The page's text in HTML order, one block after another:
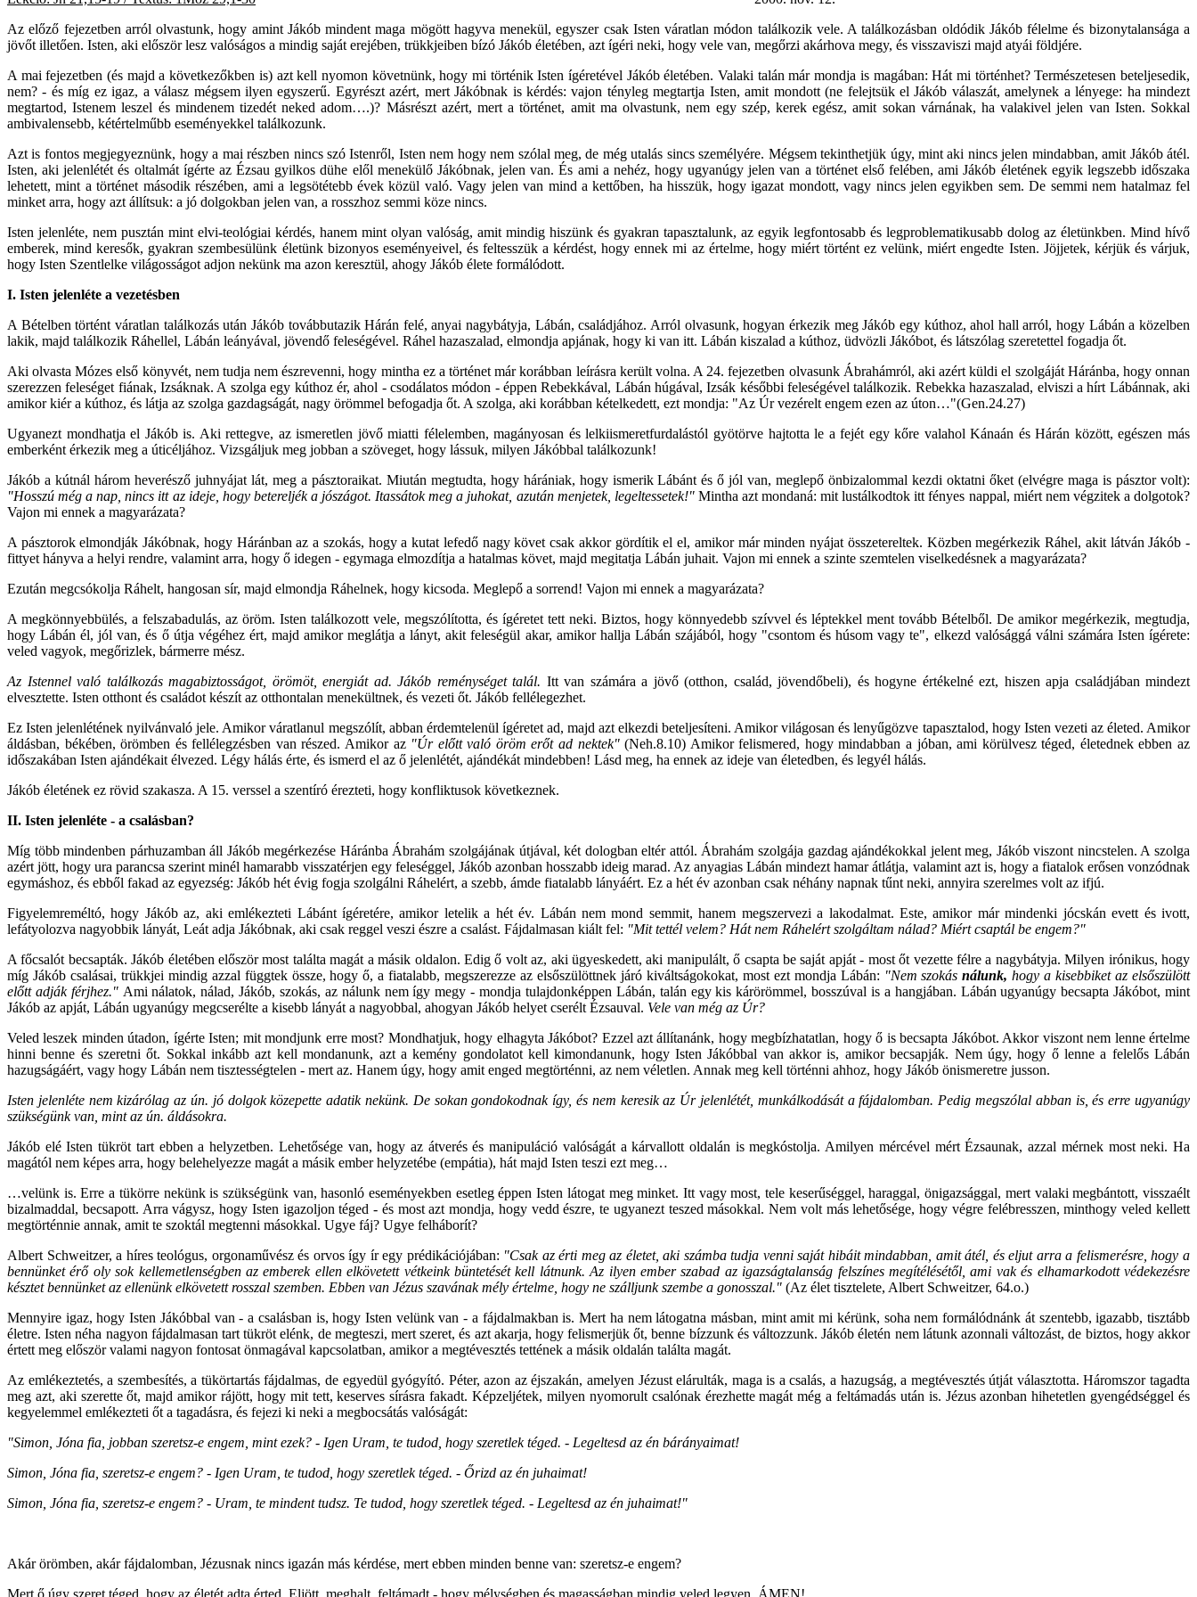
Az előző fejezetben arról olvastunk, hogy amint Jákób mindent maga mögött hagyva menekül, egyszer csak Isten váratlan módon találkozik vele. A találkozásban oldódik Jákób félelme és bizonytalansága a
jövőt illetően. Isten, aki először lesz valóságos a mindig saját erejében, trükkjeiben bízó Jákób életében, azt ígéri neki, hogy vele van, megőrzi akárhova megy, és visszaviszi majd atyái földjére.
A mai fejezetben (és majd a következőkben is) azt kell nyomon követnünk, hogy mi történik Isten ígéretével Jákób életében. Valaki talán már mondja is magában: Hát mi történhet? Természetesen beteljesedik,
nem? - és míg ez igaz, a válasz mégsem ilyen egyszerű. Egyrészt azért, mert Jákóbnak is kérdés: vajon tényleg megtartja Isten, amit mondott (ne felejtsük el Jákób válaszát, amelynek a lényege: ha mindezt
megtartod, Istenem leszel és mindenem tizedét neked adom….)? Másrészt azért, mert a történet, amit ma olvastunk, nem egy szép, kerek egész, amit sokan várnának, ha valakivel jelen van Isten. Sokkal
ambivalensebb, kétértelműbb eseményekkel találkozunk.
Azt is fontos megjegyeznünk, hogy a mai részben nincs szó Istenről, Isten nem hogy nem szólal meg, de még utalás sincs személyére. Mégsem tekinthetjük úgy, mint aki nincs jelen mindabban, amit Jákób átél.
Isten, aki jelenlétét és oltalmát ígérte az Ézsau gyilkos dühe elől menekülő Jákóbnak, jelen van. És ami a nehéz, hogy ugyanúgy jelen van a történet első felében, ami Jákób életének egyik legszebb időszaka
lehetett, mint a történet második részében, ami a legsötétebb évek közül való. Vagy jelen van mind a kettőben, ha hisszük, hogy igazat mondott, vagy nincs jelen egyikben sem. De semmi nem hatalmaz fel
minket arra, hogy azt állítsuk: a jó dolgokban jelen van, a rosszhoz semmi köze nincs.
Isten jelenléte, nem pusztán mint elvi-teológiai kérdés, hanem mint olyan valóság, amit mindig hiszünk és gyakran tapasztalunk, az egyik legfontosabb és legproblematikusabb dolog az életünkben. Mind hívő
emberek, mind keresők, gyakran szembesülünk életünk bizonyos eseményeivel, és feltesszük a kérdést, hogy ennek mi az értelme, hogy miért történt ez velünk, miért engedte Isten. Jöjjetek, kérjük és várjuk,
hogy Isten Szentlelke világosságot adjon nekünk ma azon keresztül, ahogy Jákób élete formálódott.
I. Isten jelenléte a vezetésben
A Bételben történt váratlan találkozás után Jákób továbbutazik Hárán felé, anyai nagybátyja, Lábán, családjához. Arról olvasunk, hogyan érkezik meg Jákób egy kúthoz, ahol hall arról, hogy Lábán a közelben
lakik, majd találkozik Ráhellel, Lábán leányával, jövendő feleségével. Ráhel hazaszalad, elmondja apjának, hogy ki van itt. Lábán kiszalad a kúthoz, üdvözli Jákóbot, és látszólag szeretettel fogadja őt.
Aki olvasta Mózes első könyvét, nem tudja nem észrevenni, hogy mintha ez a történet már korábban leírásra került volna. A 24. fejezetben olvasunk Ábrahámról, aki azért küldi el szolgáját Háránba, hogy onnan
szerezzen feleséget fiának, Izsáknak. A szolga egy kúthoz ér, ahol - csodálatos módon - éppen Rebekkával, Lábán húgával, Izsák későbbi feleségével találkozik. Rebekka hazaszalad, elviszi a hírt Lábánnak, aki
amikor kiér a kúthoz, és látja az szolga gazdagságát, nagy örömmel befogadja őt. A szolga, aki korábban kételkedett, ezt mondja: "Az Úr vezérelt engem ezen az úton…"(Gen.24.27)
Ugyanezt mondhatja el Jákób is. Aki rettegve, az ismeretlen jövő miatti félelemben, magányosan és lelkiismeretfurdalástól gyötörve hajtotta le a fejét egy kőre valahol Kánaán és Hárán között, egészen más
emberként érkezik meg a úticéljához. Vizsgáljuk meg jobban a szöveget, hogy lássuk, milyen Jákóbbal találkozunk!
Jákób a kútnál három heverésző juhnyájat lát, meg a pásztoraikat. Miután megtudta, hogy hárániak, hogy ismerik Lábánt és ő jól van, meglepő önbizalommal kezdi oktatni őket (elvégre maga is pásztor volt):
"Hosszú még a nap, nincs itt az ideje, hogy betereljék a jószágot. Itassátok meg a juhokat, azután menjetek, legeltessetek!" Mintha azt mondaná: mit lustálkodtok itt fényes nappal, miért nem végzitek a dolgotok?
Vajon mi ennek a magyarázata?
A pásztorok elmondják Jákóbnak, hogy Háránban az a szokás, hogy a kutat lefedő nagy követ csak akkor gördítik el el, amikor már minden nyájat összetereltek. Közben megérkezik Ráhel, akit látván Jákób -
fittyet hányva a helyi rendre, valamint arra, hogy ő idegen - egymaga elmozdítja a hatalmas követ, majd megitatja Lábán juhait. Vajon mi ennek a szinte szemtelen viselkedésnek a magyarázata?
Ezután megcsókolja Ráhelt, hangosan sír, majd elmondja Ráhelnek, hogy kicsoda. Meglepő a sorrend! Vajon mi ennek a magyarázata?
A megkönnyebbülés, a felszabadulás, az öröm. Isten találkozott vele, megszólította, és ígéretet tett neki. Biztos, hogy könnyedebb szívvel és léptekkel ment tovább Bételből. De amikor megérkezik, megtudja,
hogy Lábán él, jól van, és ő útja végéhez ért, majd amikor meglátja a lányt, akit feleségül akar, amikor hallja Lábán szájából, hogy "csontom és húsom vagy te", elkezd valósággá válni számára Isten ígérete:
veled vagyok, megőrizlek, bármerre mész.
Az Istennel való találkozás magabiztosságot, örömöt, energiát ad. Jákób reménységet talál. Itt van számára a jövő (otthon, család, jövendőbeli), és hogyne értékelné ezt, hiszen apja családjában mindezt
elvesztette. Isten otthont és családot készít az otthontalan menekültnek, és vezeti őt. Jákób fellélegezhet.
Ez Isten jelenlétének nyilvánvaló jele. Amikor váratlanul megszólít, abban érdemtelenül ígéretet ad, majd azt elkezdi beteljesíteni. Amikor világosan és lenyűgözve tapasztalod, hogy Isten vezeti az életed. Amikor
áldásban, békében, örömben és fellélegzésben van részed. Amikor az "Úr előtt való öröm erőt ad nektek"(Neh.8.10) Amikor felismered, hogy mindabban a jóban, ami körülvesz téged, életednek ebben az
időszakában Isten ajándékait élvezed. Légy hálás érte, és ismerd el az ő jelenlétét, ajándékát mindebben! Lásd meg, ha ennek az ideje van életedben, és legyél hálás.
Jákób életének ez rövid szakasza. A 15. verssel a szentíró érezteti, hogy konfliktusok következnek.
II. Isten jelenléte - a csalásban?
Míg több mindenben párhuzamban áll Jákób megérkezése Háránba Ábrahám szolgájának útjával, két dologban eltér attól. Ábrahám szolgája gazdag ajándékokkal jelent meg, Jákób viszont nincstelen. A szolga
azért jött, hogy ura parancsa szerint minél hamarabb visszatérjen egy feleséggel, Jákób azonban hosszabb ideig marad. Az anyagias Lábán mindezt hamar átlátja, valamint azt is, hogy a fiatalok erősen vonzódnak
egymáshoz, és ebből fakad az egyezség: Jákób hét évig fogja szolgálni Ráhelért, a szebb, ámde fiatalabb lányáért. Ez a hét év azonban csak néhány napnak tűnt neki, annyira szerelmes volt az ifjú.
Figyelemreméltó, hogy Jákób az, aki emlékezteti Lábánt ígéretére, amikor letelik a hét év. Lábán nem mond semmit, hanem megszervezi a lakodalmat. Este, amikor már mindenki jócskán evett és ivott,
lefátyolozva nagyobbik lányát, Leát adja Jákóbnak, aki csak reggel veszi észre a csalást. Fájdalmasan kiált fel: "Mit tettél velem? Hát nem Ráhelért szolgáltam nálad? Miért csaptál be engem?"
A főcsalót becsapták. Jákób életében először most találta magát a másik oldalon. Edig ő volt az, aki ügyeskedett, aki manipulált, ő csapta be saját apját - most őt vezette félre a nagybátyja. Milyen irónikus, hogy
míg Jákób csalásai, trükkjei mindig azzal függtek össze, hogy ő, a fiatalabb, megszerezze az elsőszülöttnek járó kiváltságokokat, most ezt mondja Lábán: "Nem szokásnálunk,hogy a kisebbiket az elsőszülött
előtt adják férjhez." Ami nálatok, nálad, Jákób, szokás, az nálunk nem így megy - mondja tulajdonképpen Lábán, talán egy kis kárörömmel, bosszúval is a hangjában. Lábán ugyanúgy becsapta Jákóbot, mint
Jákób az apját, Lábán ugyanúgy megcserélte a kisebb lányát a nagyobbal, ahogyan Jákób helyet cserélt Ézsauval. Vele van még az Úr?
Veled leszek minden útadon, ígérte Isten; mit mondjunk erre most? Mondhatjuk, hogy elhagyta Jákóbot? Ezzel azt állítanánk, hogy megbízhatatlan, hogy ő is becsapta Jákóbot. Akkor viszont nem lenne értelme
hinni benne és szeretni őt. Sokkal inkább azt kell mondanunk, azt a kemény gondolatot kell kimondanunk, hogy Isten Jákóbbal van akkor is, amikor becsapják. Nem úgy, hogy ő lenne a felelős Lábán
hazugságáért, vagy hogy Lábán nem tisztességtelen - mert az. Hanem úgy, hogy amit enged megtörténni, az nem véletlen. Annak meg kell történni ahhoz, hogy Jákób önismeretre jusson.
Isten jelenléte nem kizárólag az ún. jó dolgok közepette adatik nekünk. De sokan gondokodnak így, és nem keresik az Úr jelenlétét, munkálkodását a fájdalomban. Pedig megszólal abban is, és erre ugyanúgy
szükségünk van, mint az ún. áldásokra.
Jákób elé Isten tükröt tart ebben a helyzetben. Lehetősége van, hogy az átverés és manipuláció valóságát a kárvallott oldalán is megkóstolja. Amilyen mércével mért Ézsaunak, azzal mérnek most neki. Ha
magától nem képes arra, hogy belehelyezze magát a másik ember helyzetébe (empátia), hát majd Isten teszi ezt meg…
…velünk is. Erre a tükörre nekünk is szükségünk van, hasonló eseményekben esetleg éppen Isten látogat meg minket. Itt vagy most, tele keserűséggel, haraggal, önigazsággal, mert valaki megbántott, visszaélt
bizalmaddal, becsapott. Arra vágysz, hogy Isten igazoljon téged - és most azt mondja, hogy vedd észre, te ugyanezt teszed másokkal. Nem volt más lehetősége, hogy végre felébresszen, minthogy veled kellett
megtörténnie annak, amit te szoktál megtenni másokkal. Ugye fáj? Ugye felháborít?
Albert Schweitzer, a híres teológus, orgonaművész és orvos így ír egy prédikációjában: "Csak az érti meg az életet, aki számba tudja venni saját hibáit mindabban, amit átél, és eljut arra a felismerésre, hogy a
bennünket érő oly sok kellemetlenségben az emberek ellen elkövetett vétkeink büntetését kell látnunk. Az ilyen ember szabad az igazságtalanság felszínes megítélésétől, ami vak és elhamarkodott védekezésre
késztet bennünket az ellenünk elkövetett rosszal szemben. Ebben van Jézus szavának mély értelme, hogy ne szálljunk szembe a gonosszal." (Az élet tisztelete, Albert Schweitzer, 64.o.)
Mennyire igaz, hogy Isten Jákóbbal van - a csalásban is, hogy Isten velünk van - a fájdalmakban is. Mert ha nem látogatna másban, mint amit mi kérünk, soha nem formálódnánk át szentebb, igazabb, tisztább
életre. Isten néha nagyon fájdalmasan tart tükröt elénk, de megteszi, mert szeret, és azt akarja, hogy felismerjük őt, benne bízzunk és változzunk. Jákób életén nem látunk azonnali változást, de biztos, hogy akkor
értett meg először valami nagyon fontosat önmagával kapcsolatban, amikor a megtévesztés tettének a másik oldalán találta magát.
Az emlékeztetés, a szembesítés, a tükörtartás fájdalmas, de egyedül gyógyító. Péter, azon az éjszakán, amelyen Jézust elárulták, maga is a csalás, a hazugság, a megtévesztés útját választotta. Háromszor tagadta
meg azt, aki szerette őt, majd amikor rájött, hogy mit tett, keserves sírásra fakadt. Képzeljétek, milyen nyomorult csalónak érezhette magát még a feltámadás után is. Jézus azonban hihetetlen gyengédséggel és
kegyelemmel emlékezteti őt a tagadásra, és fejezi ki neki a megbocsátás valóságát:
"Simon, Jóna fia, jobban szeretsz-e engem, mint ezek? - Igen Uram, te tudod, hogy szeretlek téged. - Legeltesd az én bárányaimat!
Simon, Jóna fia, szeretsz-e engem? - Igen Uram, te tudod, hogy szeretlek téged. - Őrizd az én juhaimat!
Simon, Jóna fia, szeretsz-e engem? - Uram, te mindent tudsz. Te tudod, hogy szeretlek téged. - Legeltesd az én juhaimat!"
Akár örömben, akár fájdalomban, Jézusnak nincs igazán más kérdése, mert ebben minden benne van: szeretsz-e engem?
Mert ő úgy szeret téged, hogy az életét adta érted. Eljött, meghalt, feltámadt - hogy mélységben és magasságban mindig veled legyen. ÁMEN!